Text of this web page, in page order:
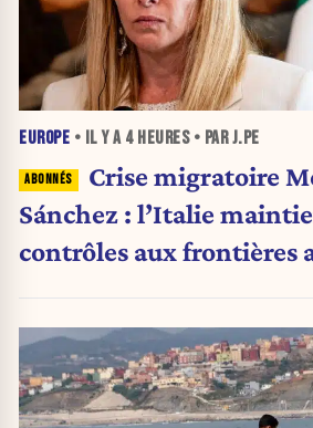
EUROPE • IL Y A 4 HEURES• PAR J.PE
Crise migratoire
Sánchez : l’Italie
contrôles aux frontières